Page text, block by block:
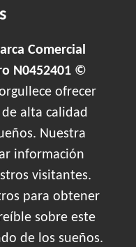
Comercial
N0452401 ©
ofrecer
alta calidad
Nuestra
información
visitantes.
para obtener
sobre este
de los sueños.